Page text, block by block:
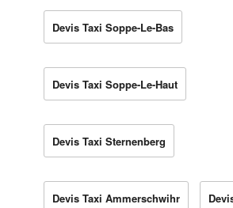
Devis Taxi Soppe-Le-Bas
Devis Taxi Soppe-Le-Haut
Devis Taxi Sternenberg
Devis Taxi Ammerschwihr